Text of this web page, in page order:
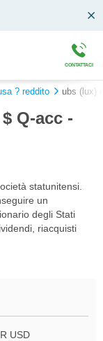
CONTATTACI
? reddito ubs (lux)
Q-acc -
statunitensi.
un
degli Stati
riacquisti
USD